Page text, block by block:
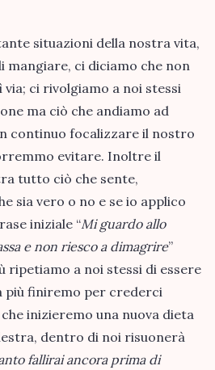
situazioni della nostra vita,
mangiare, ci diciamo che non
ci rivolgiamo a noi stessi
ma ciò che andiamo ad
continuo focalizzare il nostro
evitare. Inoltre il
tutto ciò che sente,
sia vero o no e se io applico
iniziale “Mi guardo allo
e non riesco a dimagrire”
ripetiamo a noi stessi di essere
più finiremo per crederci
inizieremo una nuova dieta
dentro di noi risuonerà
fallirai ancora prima di